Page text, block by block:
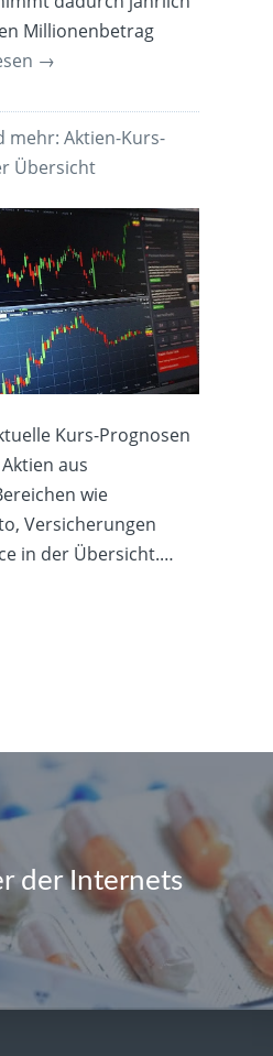
Millionenbetrag
→
mehr: Aktien-Kurs-
Übersicht
Kurs-Prognosen
aus
wie
Versicherungen
in der Übersicht.…
der Internets